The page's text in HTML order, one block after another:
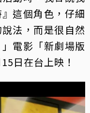
這個角色，仔細
法，而是很自然
電影「新劇場版
日在台上映！